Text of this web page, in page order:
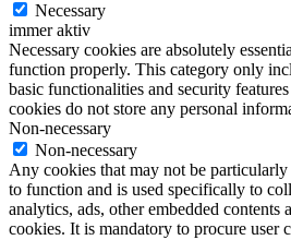
Necessary
immer aktiv
Necessary cookies are absolutely
function properly. This category only
basic functionalities and security
cookies do not store any personal
Non-necessary
Non-necessary
Any cookies that may not be
to function and is used specifically to
analytics, ads, other embedded contents
cookies. It is mandatory to procure user